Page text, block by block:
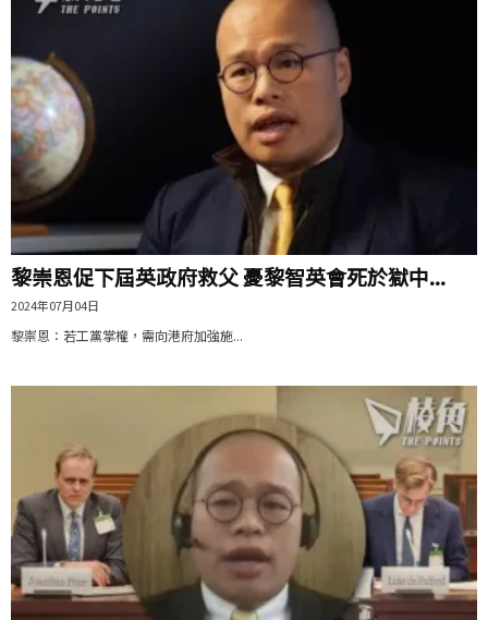
黎崇恩促下屆英政府救父 憂黎智英會死於獄中...
2024年07月04日
黎崇恩：若工黨掌權，需向港府加強施...